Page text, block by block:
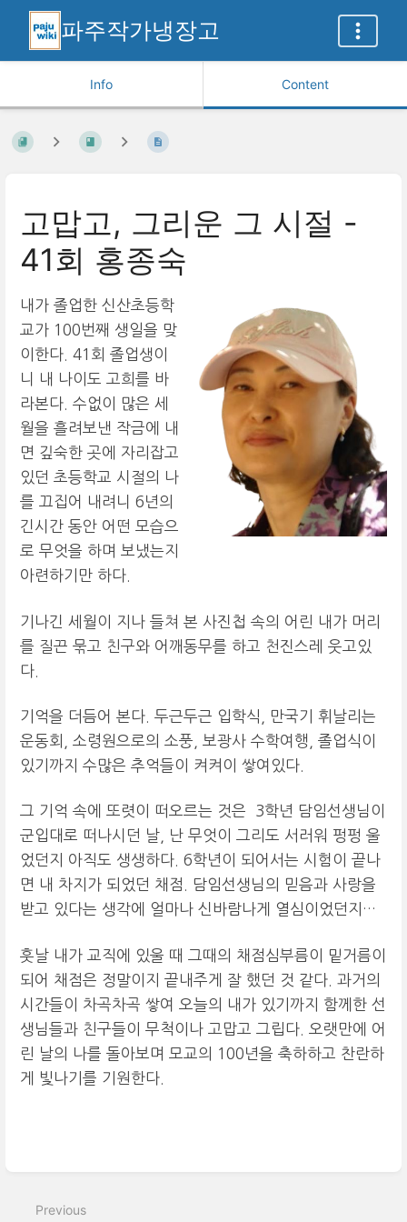
파주작가냉장고
Info Content
고맙고, 그리운 그 시절 -
41회 홍종숙
내가 졸업한 신산초등학
교가 100번째 생일을 맞
이한다. 41회 졸업생이
니 내 나이도 고희를 바
라본다. 수없이 많은 세
월을 흘려보낸 작금에 내
면 깊숙한 곳에 자리잡고
있던 초등학교 시절의 나
를 끄집어 내려니 6년의
긴시간 동안 어떤 모습으
로 무엇을 하며 보냈는지
아련하기만 하다.
기나긴 세월이 지나 들쳐 본 사진첩 속의 어린 내가 머리
를 질끈 묶고 친구와 어깨동무를 하고 천진스레 웃고있
다.
기억을 더듬어 본다. 두근두근 입학식, 만국기 휘날리는
운동회, 소령원으로의 소풍, 보광사 수학여행, 졸업식이
있기까지 수많은 추억들이 켜켜이 쌓여있다.
그 기억 속에 또렷이 떠오르는 것은 3학년 담임선생님이
군입대로 떠나시던 날, 난 무엇이 그리도 서러워 펑펑 울
었던지 아직도 생생하다. 6학년이 되어서는 시험이 끝나
면 내 차지가 되었던 채점. 담임선생님의 믿음과 사랑을
받고 있다는 생각에 얼마나 신바람나게 열심이었던지…
훗날 내가 교직에 있울 때 그때의 채점심부름이 밑거름이
되어 채점은 정말이지 끝내주게 잘 했던 것 같다. 과거의
시간들이 차곡차곡 쌓여 오늘의 내가 있기까지 함께한 선
생님들과 친구들이 무척이나 고맙고 그립다. 오랫만에 어
린 날의 나를 돌아보며 모교의 100년을 축하하고 찬란하
게 빛나기를 기원한다.
mode
Previous